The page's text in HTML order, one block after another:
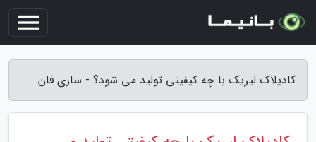
کادیلاک لیریک با چه کیفیتی تولید می شود؟ - ساری فان